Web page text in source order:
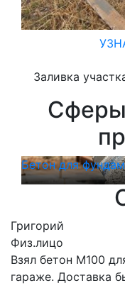
Заливка
Бетон для
Григорий
Физ.лицо
Взял бетон М100
гараже. Доставка